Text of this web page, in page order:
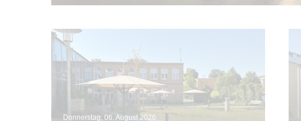
Donnerstag, 06. August 2026